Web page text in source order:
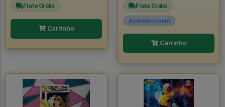
Frete Grátis
Carrinho
Frete Grátis
Aqui tem cupom
Carrinho